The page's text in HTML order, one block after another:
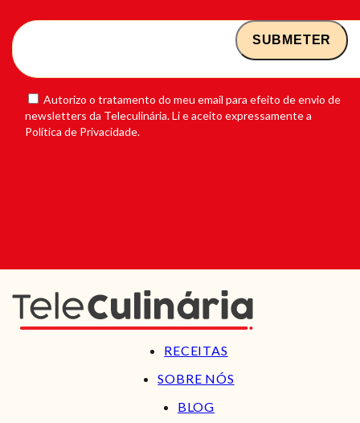
Autorizo o tratamento do meu email para efeito de envio de
newsletters da Teleculinária. Li e aceito expressamente a
Política de Privacidade.
RECEITAS
SOBRE NÓS
BLOG